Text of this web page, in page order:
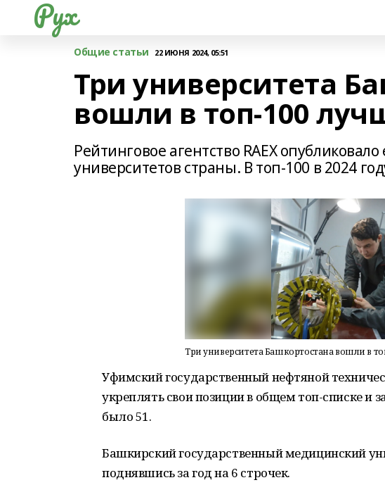
Рух
Общие статьи 22 ИЮНЯ 2024, 05:51
Три университета
вошли в топ-100
Рейтинговое агентство RAEX
университетов страны. В топ-100 в 2024
Три университета Башкортостана вошли в
Уфимский государственный нефтяной
укреплять свои позиции в общем топ-списке и
было 51.
Башкирский государственный медицинский
поднявшись за год на 6 строчек.